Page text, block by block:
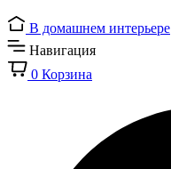
В домашнем интерьере
Навигация
0 Корзина